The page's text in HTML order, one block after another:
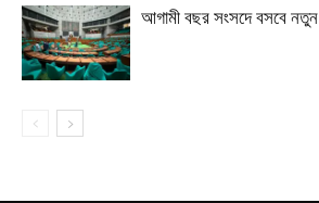
আগামী বছর সংসদে বসবে নতুন